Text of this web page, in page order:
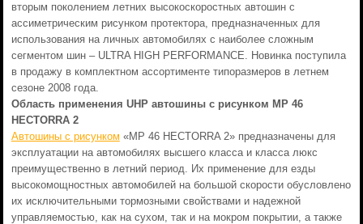
вторым поколением летних высокоскоростных автошин с
ассиметрическим рисунком протектора, предназначенных для
использования на личных автомобилях с наиболее сложным
сегментом шин – ULTRA HIGH PERFORMANCE. Новинка поступила
в продажу в комплектном ассортименте типоразмеров в летнем
сезоне 2008 года.
Область применения UHP автошины с рисунком MP 46
HECTORRA 2
Автошины с рисунком «MP 46 HECTORRA 2» предназначены для
эксплуатации на автомобилях высшего класса и класса люкс
преимущественно в летний период. Их применение для езды
высокомощностных автомобилей на большой скорости обусловлено
их исключительными тормозными свойствами и надежной
управляемостью, как на сухом, так и на мокром покрытии, а также